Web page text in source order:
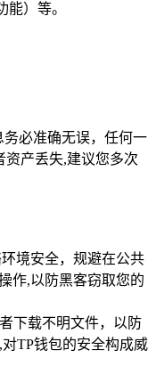
能）等。
必准确无误，任何一
产丢失,建议您多次
境安全，规避在公共
作,以防黑客窃取您的
下载不明文件，以防
TP钱包的安全构成威